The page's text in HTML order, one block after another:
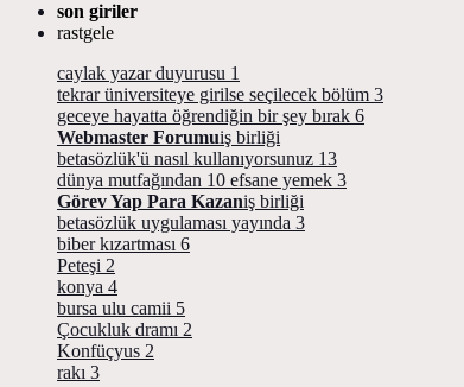
son giriler
rastgele
caylak yazar duyurusu 1
tekrar üniversiteye girilse seçilecek bölüm 3
geceye hayatta öğrendiğin bir şey bırak 6
Webmaster Forumuiş birliği
betasözlük'ü nasıl kullanıyorsunuz 13
dünya mutfağından 10 efsane yemek 3
Görev Yap Para Kazaniş birliği
betasözlük uygulaması yayında 3
biber kızartması 6
Peteşi 2
konya 4
bursa ulu camii 5
Çocukluk dramı 2
Konfüçyus 2
rakı 3